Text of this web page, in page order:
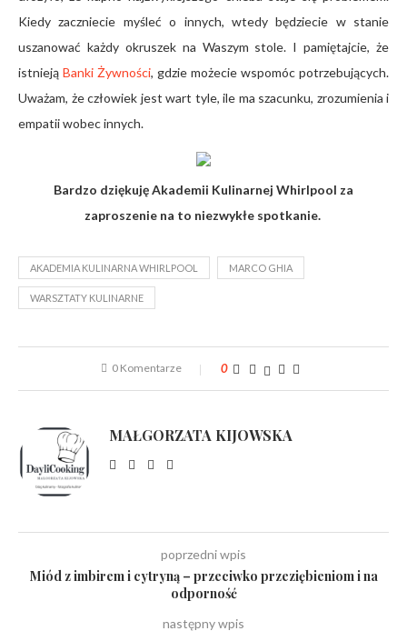
Kiedy zaczniecie myśleć o innych, wtedy będziecie w stanie
uszanować każdy okruszek na Waszym stole. I pamiętajcie, że
istnieją Banki Żywności, gdzie możecie wspomóc potrzebujących.
Uważam, że człowiek jest wart tyle, ile ma szacunku, zrozumienia i
empatii wobec innych.
Bardzo dziękuję Akademii Kulinarnej Whirlpool za
zaproszenie na to niezwykłe spotkanie.
AKADEMIA KULINARNA WHIRLPOOL MARCO GHIA
WARSZTATY KULINARNE
0 Komentarze 0
MAŁGORZATA KIJOWSKA
poprzedni wpis
Miód z imbirem i cytryną – przeciwko przeziębieniom i na
odporność
następny wpis